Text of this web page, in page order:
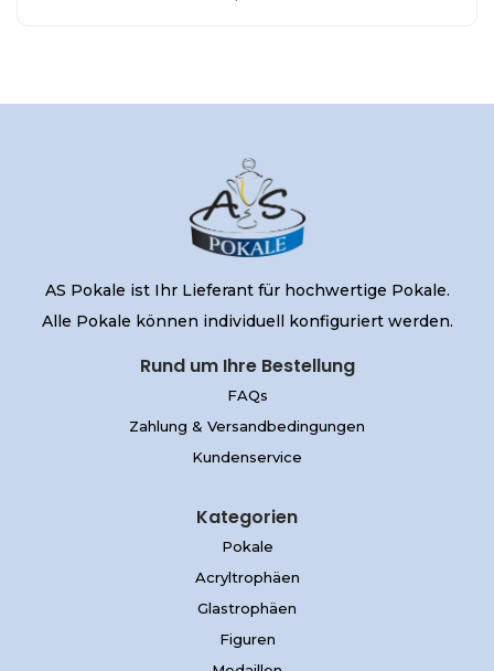
AS Pokale ist Ihr Lieferant für hochwertige Pokale.
Alle Pokale können individuell konfiguriert werden.
Rund um Ihre Bestellung
FAQs
Zahlung & Versandbedingungen
Kundenservice
Kategorien
Pokale
Acryltrophäen
Glastrophäen
Figuren